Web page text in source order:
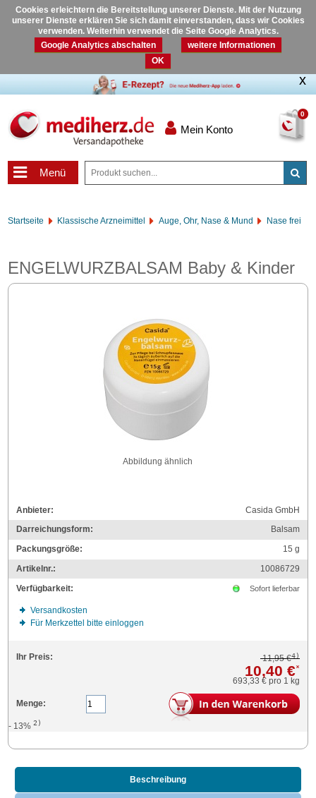
Cookies erleichtern die Bereitstellung unserer Dienste. Mit der Nutzung
unserer Dienste erklären Sie sich damit einverstanden, dass wir Cookies
verwenden. Weiterhin verwendet die Seite Google Analytics.
Google Analytics abschalten
weitere Informationen
OK
0
Mein Konto
Menü
Startseite Klassische Arzneimittel Auge, Ohr, Nase & Mund Nase frei
ENGELWURZBALSAM Baby & Kinder
Abbildung ähnlich
Anbieter:
Casida GmbH
Darreichungsform:
Balsam
Packungsgröße:
15g
Artikelnr.:
10086729
Verfügbarkeit:
Sofort lieferbar
Versandkosten
Für Merkzettel bitte einloggen
Ihr Preis: 11,95 €4)
10,40 €*
693,33 € pro 1 kg
Menge:
- 13%2)
Beschreibung